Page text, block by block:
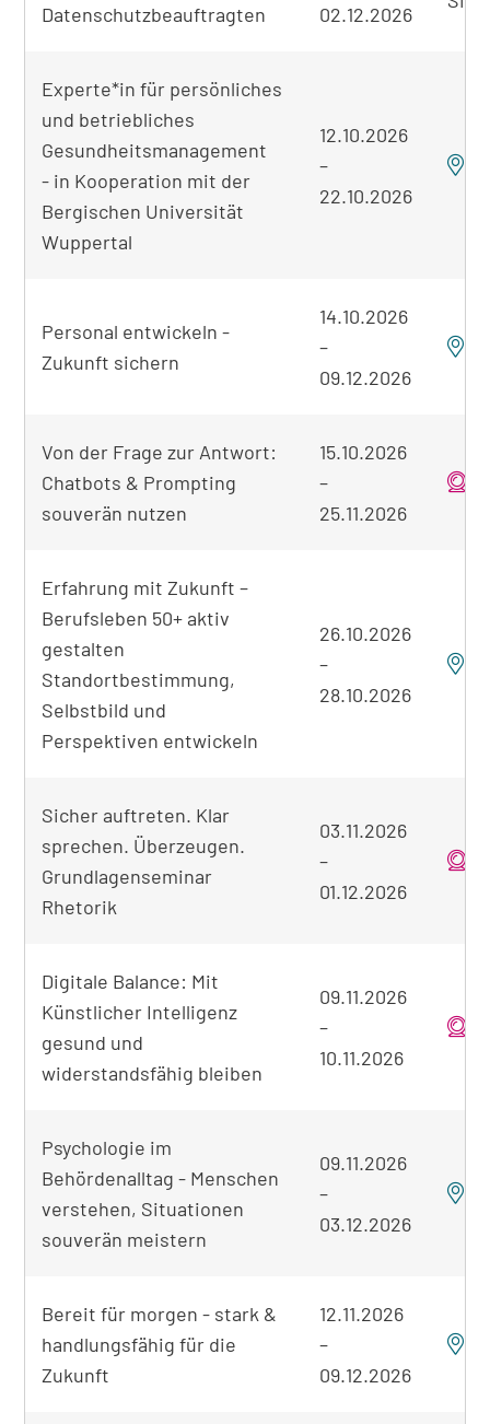
Datenschutzbeauftragten 02.12.2026
Experte*in für persönliches
und betriebliches
Gesundheitsmanagement
- in Kooperation mit der
Bergischen Universität
Wuppertal
12.10.2026
–
22.10.2026
Personal entwickeln -
Zukunft sichern
14.10.2026
–
09.12.2026
Von der Frage zur Antwort:
Chatbots & Prompting
souverän nutzen
15.10.2026
–
25.11.2026
Erfahrung mit Zukunft –
Berufsleben 50+ aktiv
gestalten
Standortbestimmung,
Selbstbild und
Perspektiven entwickeln
26.10.2026
–
28.10.2026
Sicher auftreten. Klar
sprechen. Überzeugen.
Grundlagenseminar
Rhetorik
03.11.2026
–
01.12.2026
Digitale Balance: Mit
Künstlicher Intelligenz
gesund und
widerstandsfähig bleiben
09.11.2026
–
10.11.2026
Psychologie im
Behördenalltag - Menschen
verstehen, Situationen
souverän meistern
09.11.2026
–
03.12.2026
Bereit für morgen - stark &
handlungsfähig für die
Zukunft
12.11.2026
–
09.12.2026